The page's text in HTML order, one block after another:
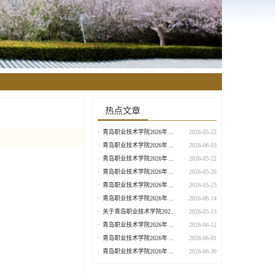
热点文章
· 青岛职业技术学院2026年 ...
2026-05-22
· 青岛职业技术学院2026年 ...
2026-06-03
· 青岛职业技术学院2026年 ...
2026-05-22
· 青岛职业技术学院2026年 ...
2026-05-26
· 青岛职业技术学院2026年 ...
2026-05-25
· 青岛职业技术学院2026年 ...
2026-06-14
· 关于青岛职业技术学院202...
2026-05-13
· 青岛职业技术学院2026年 ...
2026-06-12
· 青岛职业技术学院2026年 ...
2026-06-01
· 青岛职业技术学院2026年 ... 2026-06-30